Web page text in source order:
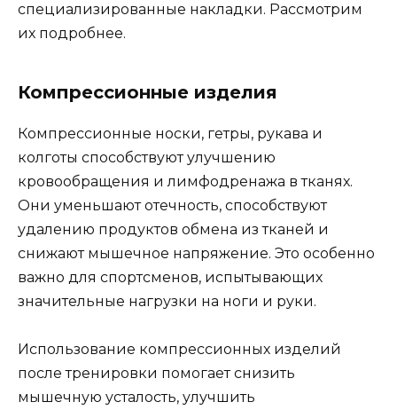
специализированные накладки. Рассмотрим
их подробнее.
Компрессионные изделия
Компрессионные носки, гетры, рукава и
колготы способствуют улучшению
кровообращения и лимфодренажа в тканях.
Они уменьшают отечность, способствуют
удалению продуктов обмена из тканей и
снижают мышечное напряжение. Это особенно
важно для спортсменов, испытывающих
значительные нагрузки на ноги и руки.
Использование компрессионных изделий
после тренировки помогает снизить
мышечную усталость, улучшить